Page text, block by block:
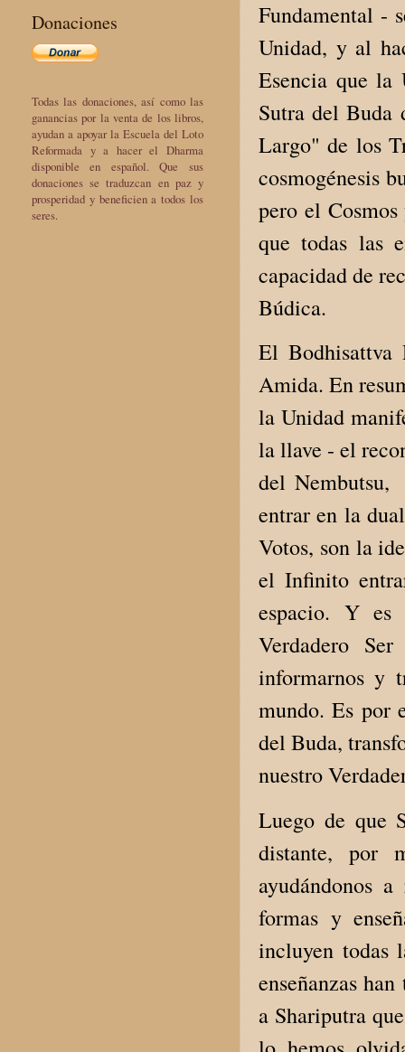
Fundamental -
Unidad, y al
Esencia que la
Sutra del
Largo" de los
cosmogénesis
pero el
que todas las
capacidad de
Búdica.
El Bodhisattva
Amida. En
la Unidad
la llave - el
del Nembutsu,
entrar en la
Votos, son la
el Infinito
espacio. Y es
Verdadero
informarnos y
mundo. Es por
del Buda,
nuestro
Luego de que
distante, por
ayudándonos
formas y
incluyen todas
enseñanzas
a Shariputra
Donaciones
Todas las donaciones, así como las
ganancias por la venta de los libros,
ayudan a apoyar la Escuela del Loto
Reformada y a hacer el Dharma
disponible en español. Que sus
donaciones se traduzcan en paz y
prosperidad y beneficien a todos los
seres.